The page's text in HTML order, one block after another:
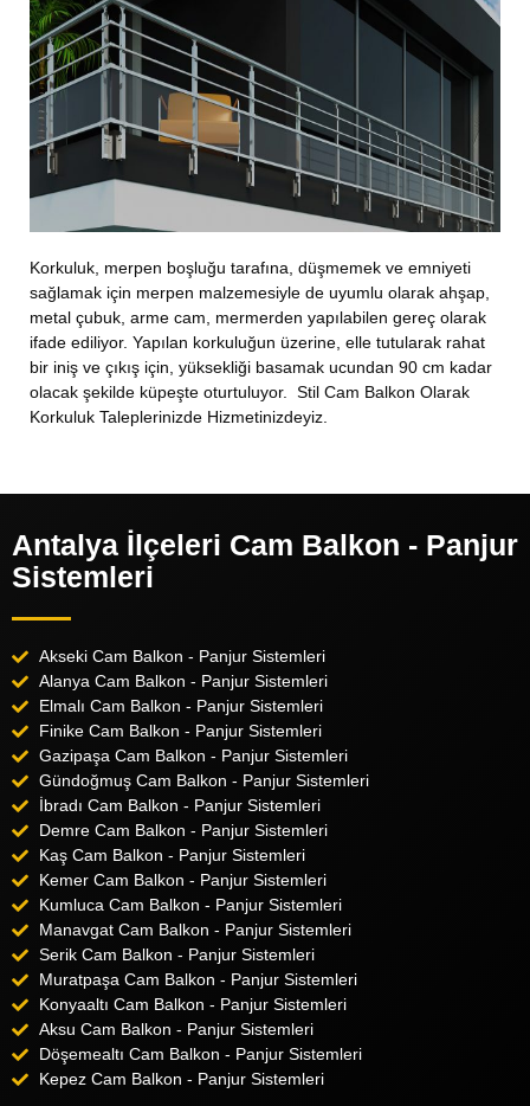
Korkuluk, merpen boşluğu tarafına, düşmemek ve emniyeti
sağlamak için merpen malzemesiyle de uyumlu olarak ahşap,
metal çubuk, arme cam, mermerden yapılabilen gereç olarak
ifade ediliyor. Yapılan korkuluğun üzerine, elle tutularak rahat
bir iniş ve çıkış için, yüksekliği basamak ucundan 90 cm kadar
olacak şekilde küpeşte oturtuluyor. Stil Cam Balkon Olarak
Korkuluk Taleplerinizde Hizmetinizdeyiz.
Antalya İlçeleri Cam Balkon - Panjur
Sistemleri
Akseki Cam Balkon - Panjur Sistemleri
Alanya Cam Balkon - Panjur Sistemleri
Elmalı Cam Balkon - Panjur Sistemleri
Finike Cam Balkon - Panjur Sistemleri
Gazipaşa Cam Balkon - Panjur Sistemleri
Gündoğmuş Cam Balkon - Panjur Sistemleri
İbradı Cam Balkon - Panjur Sistemleri
Demre Cam Balkon - Panjur Sistemleri
Kaş Cam Balkon - Panjur Sistemleri
Kemer Cam Balkon - Panjur Sistemleri
Kumluca Cam Balkon - Panjur Sistemleri
Manavgat Cam Balkon - Panjur Sistemleri
Serik Cam Balkon - Panjur Sistemleri
Muratpaşa Cam Balkon - Panjur Sistemleri
Konyaaltı Cam Balkon - Panjur Sistemleri
Aksu Cam Balkon - Panjur Sistemleri
Döşemealtı Cam Balkon - Panjur Sistemleri
Kepez Cam Balkon - Panjur Sistemleri